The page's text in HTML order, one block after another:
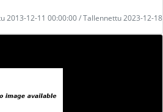
2013-12-11 00:00:00 / Tallennettu 2023-12-18